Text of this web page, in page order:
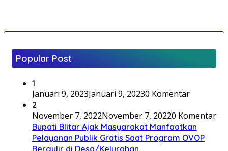
Popular Post
1
Januari 9, 2023Januari 9, 20230 Komentar
2
November 7, 2022November 7, 20220 Komentar
Bupati Blitar Ajak Masyarakat Manfaatkan
Pelayanan Publik Gratis Saat Program OVOP
Bergulir di Desa/Kelurahan